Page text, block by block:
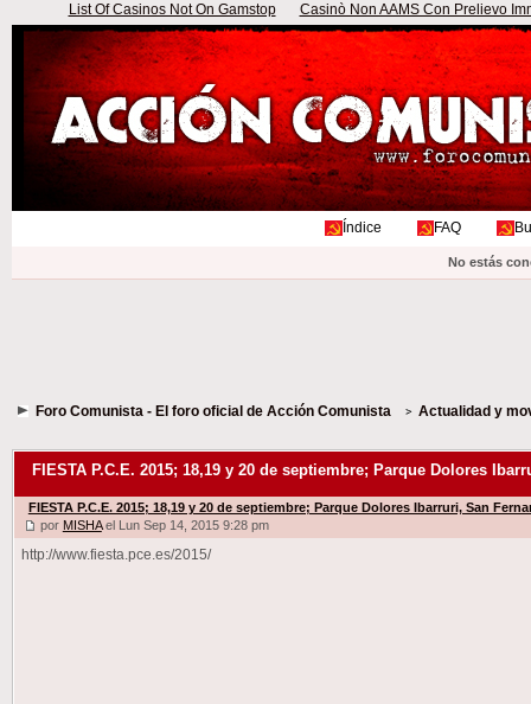
List Of Casinos Not On Gamstop Casinò Non AAMS Con Prelievo
Índice FAQ
No estás
Foro Comunista - El foro oficial de Acción Comunista Actualidad y
FIESTA P.C.E. 2015; 18,19 y 20 de septiembre; Parque Dolores
FIESTA P.C.E. 2015; 18,19 y 20 de septiembre; Parque Dolores Ibarruri, San
por MISHAel Lun Sep 14, 2015 9:28 pm
http://www.fiesta.pce.es/2015/